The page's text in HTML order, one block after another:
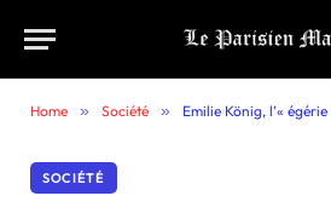
Home » Société » Emilie König, l’« égérie »
SOCIÉTÉ